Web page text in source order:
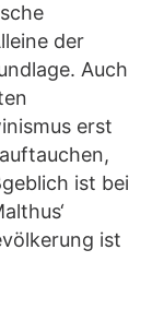
der
Auch
erst
ist bei
ist